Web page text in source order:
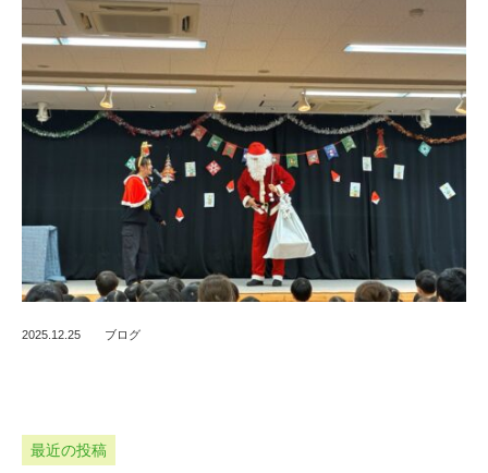
型
認
定
こ
ど
園
2025.12.25 ブログ
最近の投稿